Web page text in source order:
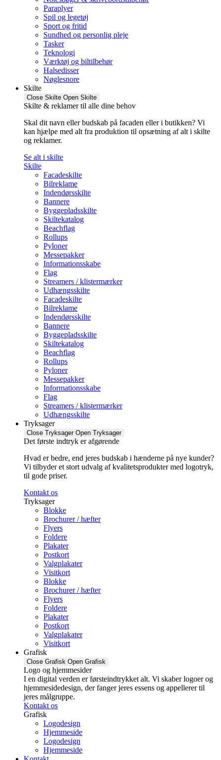
Paraplyer
Spil og legetøj
Sport og fritid
Sundhed og personlig pleje
Tasker
Teknologi
Værktøj og biltilbehør
Halsedisser
Nøglesnore
Skilte
Close Skilte Open Skilte
Skilte & reklamer til alle dine behov
Skal dit navn eller budskab på facaden eller i butikken? Vi
kan hjælpe med alt fra produktion til opsætning af alt i skilte
og reklamer.
Se alt i skilte
Skilte
Facadeskilte
Bilreklame
Indendørsskilte
Bannere
Byggepladsskilte
Skiltekatalog
Beachflag
Rollups
Pyloner
Messepakker
Informationsskabe
Flag
Streamers / klistermærker
Udhængsskilte
Facadeskilte
Bilreklame
Indendørsskilte
Bannere
Byggepladsskilte
Skiltekatalog
Beachflag
Rollups
Pyloner
Messepakker
Informationsskabe
Flag
Streamers / klistermærker
Udhængsskilte
Tryksager
Close Tryksager Open Tryksager
Det første indtryk er afgørende
Hvad er bedre, end jeres budskab i hænderne på nye kunder?
Vi tilbyder et stort udvalg af kvalitetsprodukter med logotryk,
til gode priser.
Kontakt os
Tryksager
Blokke
Brochurer / hæfter
Flyers
Foldere
Plakater
Postkort
Valgplakater
Visitkort
Blokke
Brochurer / hæfter
Flyers
Foldere
Plakater
Postkort
Valgplakater
Visitkort
Grafisk
Close Grafisk Open Grafisk
Logo og hjemmesider
I en digital verden er førsteindtrykket alt. Vi skaber logoer og
hjemmesidedesign, der fanger jeres essens og appellerer til
jeres målgruppe.
Kontakt os
Grafisk
Logodesign
Hjemmeside
Logodesign
Hjemmeside